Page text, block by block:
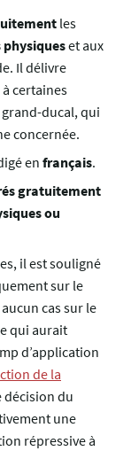
les
physiqueset aux
Il délivre
certaines
ducal, qui
concernée.
en français.
gratuitement
ou
il est souligné
sur le
cas sur le
qui aurait
d’application
de la
décision du
une
répressive à